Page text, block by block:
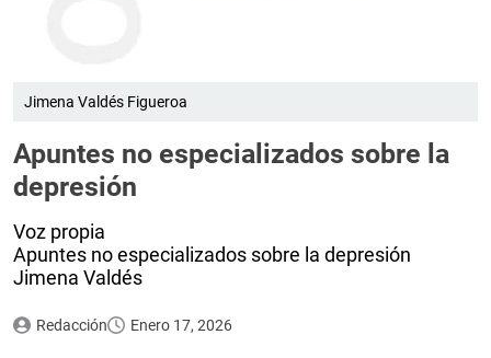
Jimena Valdés Figueroa
Apuntes no especializados sobre la
depresión
Voz propia
Apuntes no especializados sobre la depresión
Jimena Valdés
Redacción Enero 17, 2026